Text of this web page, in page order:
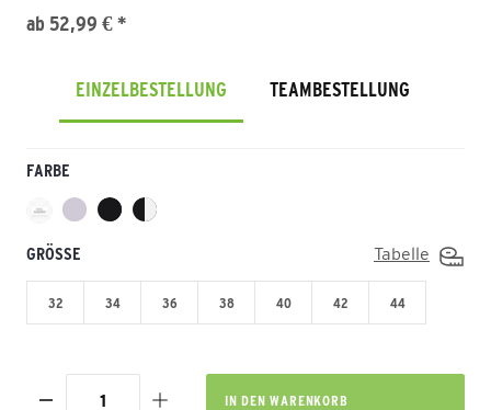
ab 52,99 € *
EINZELBESTELLUNG TEAMBESTELLUNG
FARBE
GRÖSSE Tabelle
32 34 36 38 40 42 44
IN DEN WARENKORB